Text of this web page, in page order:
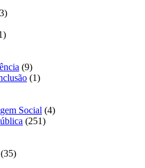
(9)
(1)
Social (4)
(251)
(35)